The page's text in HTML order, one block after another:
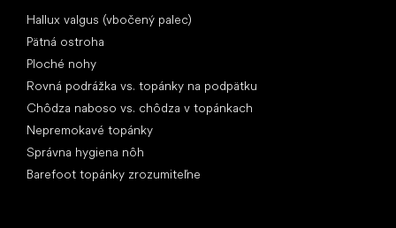
Hallux valgus (vbočený palec)
Pätná ostroha
Ploché nohy
Rovná podrážka vs. topánky na podpätku
Chôdza naboso vs. chôdza v topánkach
Nepremokavé topánky
Správna hygiena nôh
Barefoot topánky zrozumiteľne